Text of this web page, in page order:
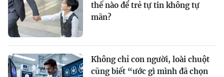
thế nào để trẻ tự tin không tự
mãn?
Không chỉ con người, loài chuột
cũng biết “ước gì mình đã chọn